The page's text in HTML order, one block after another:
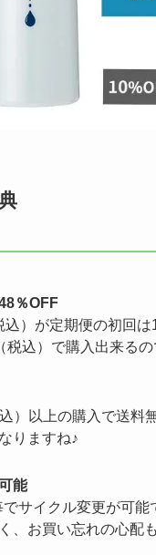
％OFF
）が定期便の初回
税込）で購入出来る
）以上の購入で送料
りますね♪
能
サイクル変更が可
、お買い忘れの心配